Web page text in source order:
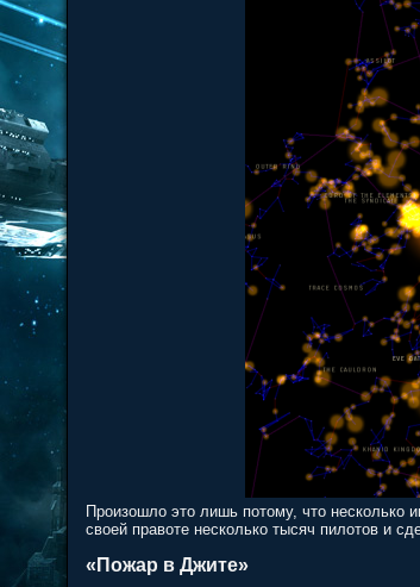
Произошло это лишь потому, что несколько
своей правоте несколько тысяч пилотов и
«Пожар в Джите»